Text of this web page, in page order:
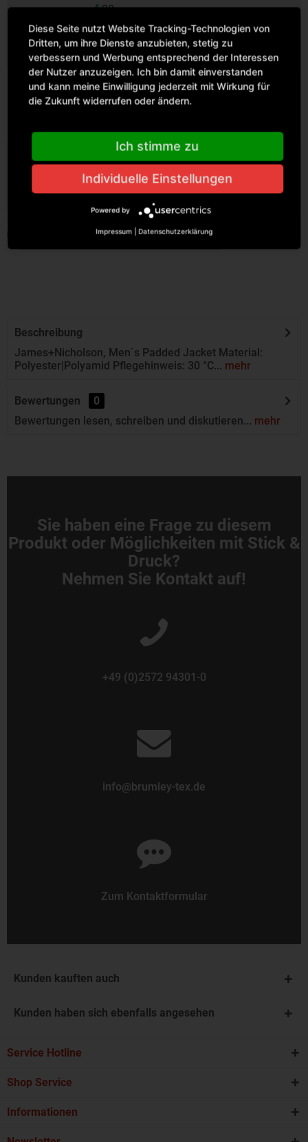
XL
28
Sofort versandfertig,
Lieferzeit ca. 1-3
Werktage
XXL
10
Sofort versandfertig,
Werktage
Sofort versandfertig,
Lieferzeit ca. 1-3
IN DEN WARENKORB
Beschreibung
James+Nicholson, Men`s Padded Jacket Material:
Polyester|Polyamid Pflegehinweis: 30 °C... mehr
Bewertungen
0
Bewertungen lesen, schreiben und diskutieren... mehr
Sie haben eine Frage zu diesem
Produkt oder Möglichkeiten mit Stick &
Druck?
Nehmen Sie Kontakt auf!
+49 (0)2572 94301-0
info@brumley-tex.de
Zum Kontaktformular
Kunden kauften auch
Kunden haben sich ebenfalls angesehen
Service Hotline
Shop Service
Informationen
Diese Seite nutzt Website Tracking-Technologien von
Dritten, um ihre Dienste anzubieten, stetig zu
verbessern und Werbung entsprechend der Interessen
der Nutzer anzuzeigen. Ich bin damit einverstanden
und kann meine Einwilligung jederzeit mit Wirkung für
die Zukunft widerrufen oder ändern.
Ich stimme zu
Individuelle Einstellungen
Powered by
Impressum Datenschutzerklärung